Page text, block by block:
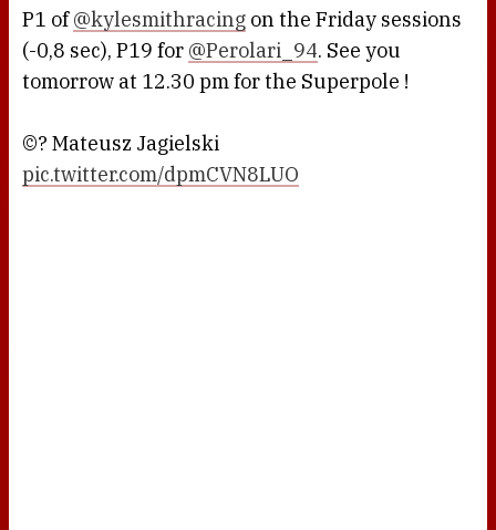
P1 of@kylesmithracing on the Friday sessions
(-0,8 sec), P19 for @Perolari_94. See you
tomorrow at 12.30 pm for the Superpole !
©? Mateusz Jagielski
pic.twitter.com/dpmCVN8LUO